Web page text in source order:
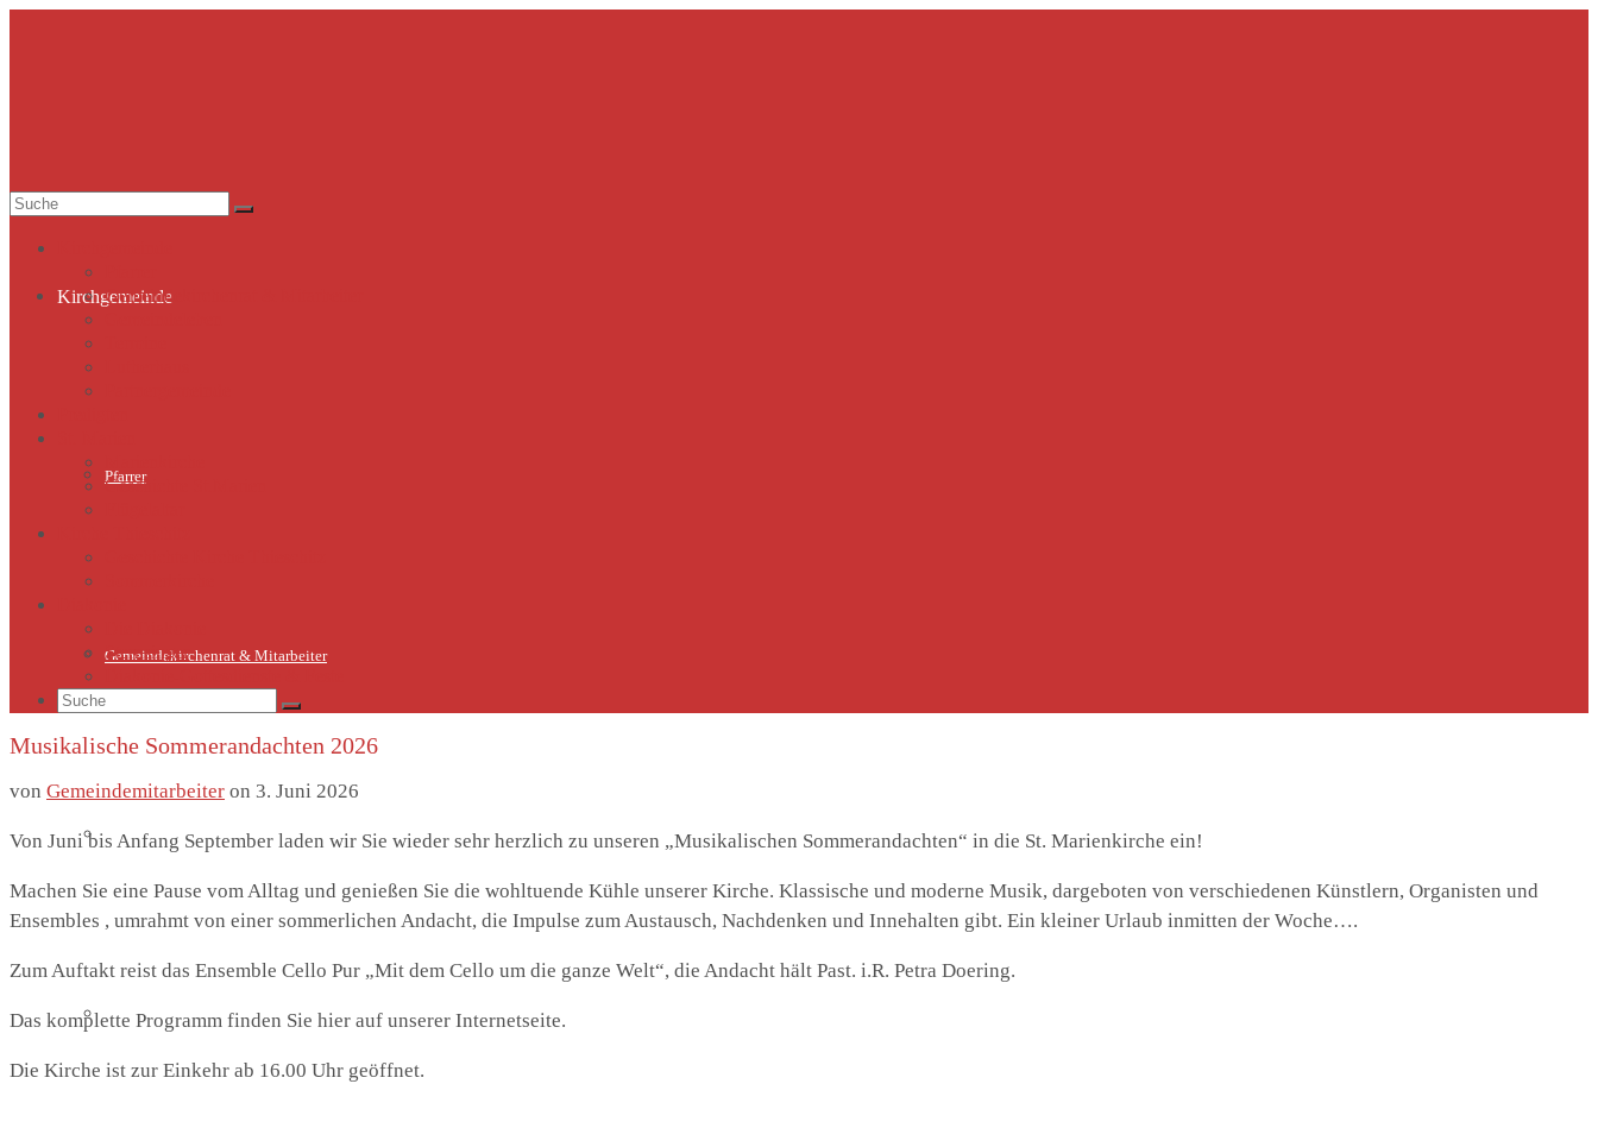
Kirchgemeinde
Pfarrer
Gemeindekirchenrat & Mitarbeiter
Gemeindeleben
Termine
Suche
Gemeindekirchenrat & Mitarbeiter
Geschichte St.Marien
Sternsinger
Suche
Musikalische Sommerandachten 2026
von Gemeindemitarbeiter on 3. Juni 2026
Von Juni bis Anfang September laden wir Sie wieder sehr herzlich zu unseren „Musikalischen Sommerandachten“ in die St. Marienkirche ein!
Machen Sie eine Pause vom Alltag und genießen Sie die wohltuende Kühle unserer Kirche. Klassische und moderne Musik, dargeboten von verschiedenen Künstlern, Organisten und
Ensembles , umrahmt von einer sommerlichen Andacht, die Impulse zum Austausch, Nachdenken und Innehalten gibt. Ein kleiner Urlaub inmitten der Woche….
Zum Auftakt reist das Ensemble Cello Pur „Mit dem Cello um die ganze Welt“, die Andacht hält Past. i.R. Petra Doering.
Das komplette Programm finden Sie hier auf unserer Internetseite.
Die Kirche ist zur Einkehr ab 16.00 Uhr geöffnet.